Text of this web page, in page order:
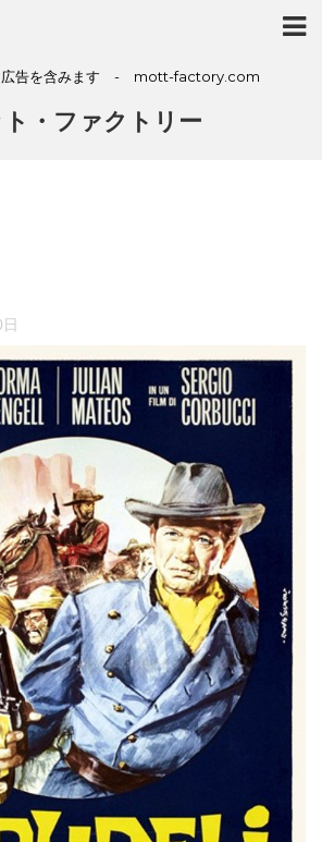
広告を含みます - mott-factory.com
・ファクトリー